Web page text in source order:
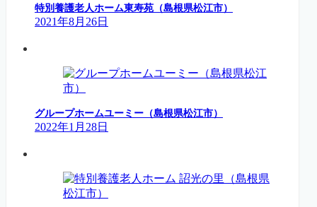
特別養護老人ホーム東寿苑（島根県松江市）
2021年8月26日
グループホームユーミー（島根県松江市）
2022年1月28日